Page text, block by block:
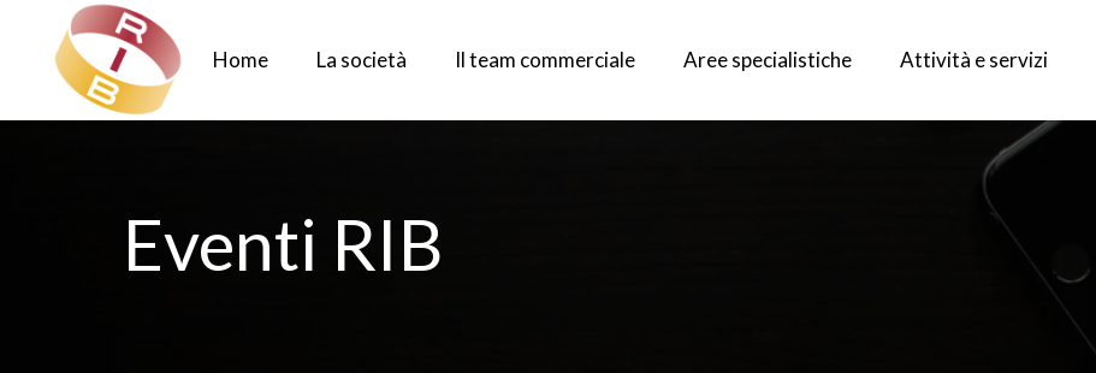
Home La società Il team commerciale Aree specialistiche Attività e servizi
Eventi RIB